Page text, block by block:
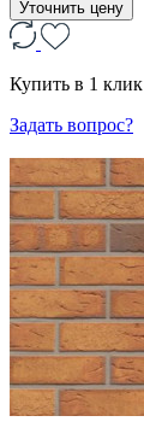
Уточнить цену
Купить в 1 клик
Задать вопрос?